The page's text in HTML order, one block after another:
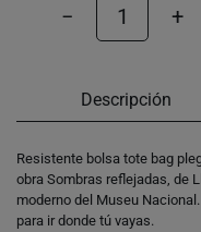
− 1 +
Descripción
Resistente bolsa tote bag
obra Sombras reflejadas, de
moderno del Museu
para ir donde tú vayas.